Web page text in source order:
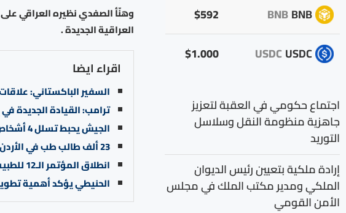
وهنّأ الصفدي نظيره العراقي على
العراقية الجديدة .
اقراء ايضا
السفير الباكستاني:
ترامب: القيادة الجديدة
الجيش يحبط تسلل 4 أشخاص على إحدى واجهاتها
23 ألف طالب طب في الأردن… والسوق يستوعب 1040 خريج فقط سنويًا
انطلاق المؤتمر الـ12 للطبيب العام الخميس المقبل
الحنيطي يؤكد أهمية
BNB
BNB
$592
USDC
USDC
$1.000
اجتماع حكومي في العقبة لتعزيز
جاهزية منظومة النقل وسلاسل
التوريد
إرادة ملكية بتعيين رئيس الديوان
الملكي ومدير مكتب الملك في مجلس
الأمن القومي